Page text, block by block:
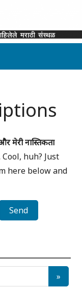
मेरी नास्तिकता
huh? Just
here below and